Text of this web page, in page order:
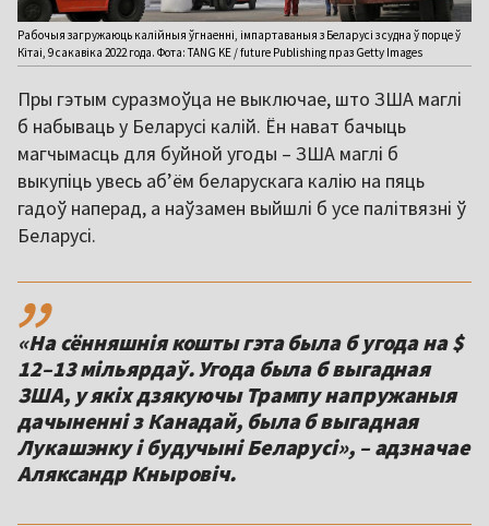
Рабочыя загружаюць калійныя ўгнаенні, імпартаваныя з Беларусі з судна ў порце ў
Кітаі, 9 сакавіка 2022 года. Фота: TANG KE / future Publishing праз Getty Images
Пры гэтым суразмоўца не выключае, што ЗША маглі
б набываць у Беларусі калій. Ён нават бачыць
магчымасць для буйной угоды – ЗША маглі б
выкупіць увесь абʼём беларускага калію на пяць
гадоў наперад, а наўзамен выйшлі б усе палітвязні ў
Беларусі.
,,
«На сённяшнія кошты гэта была б угода на $
12–13 мільярдаў. Угода была б выгадная
ЗША, у якіх дзякуючы Трампу напружаныя
дачыненні з Канадай, была б выгадная
Лукашэнку і будучыні Беларусі», – адзначае
Аляксандр Кныровіч.